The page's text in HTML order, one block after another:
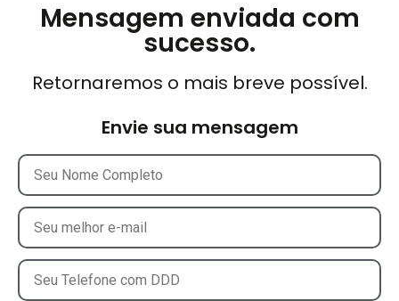
Mensagem enviada com
sucesso.
Retornaremos o mais breve possível.
Envie sua mensagem